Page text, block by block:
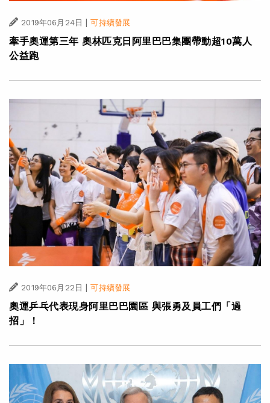
2019年06月24日 | 可持續發展
牽手奧運第三年 奧林匹克日阿里巴巴集團帶動超10萬人
公益跑
2019年06月22日 | 可持續發展
奧運乒乓代表現身阿里巴巴園區 與張勇及員工們「過
招」！